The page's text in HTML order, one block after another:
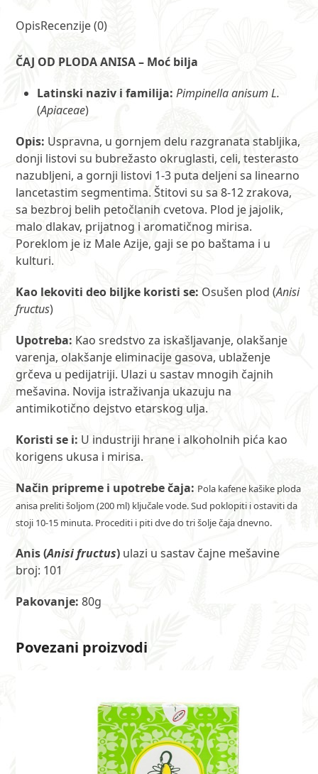
OpisRecenzije (0)
ČAJ OD PLODA ANISA – Moć bilja
Latinski naziv i familija:Pimpinella anisum L.
(Apiaceae)
Opis: Uspravna, u gornjem delu razgranata stabljika,
donji listovi su bubrežasto okruglasti, celi, testerasto
nazubljeni, a gornji listovi 1-3 puta deljeni sa linearno
lancetastim segmentima. Štitovi su sa 8-12 zrakova,
sa bezbroj belih petočlanih cvetova. Plod je jajolik,
malo dlakav, prijatnog i aromatičnog mirisa.
Poreklom je iz Male Azije, gaji se po baštama i u
kulturi.
Kao lekoviti deo biljke koristi se: Osušen plod (Anisi
fructus)
Upotreba: Kao sredstvo za iskašljavanje, olakšanje
varenja, olakšanje eliminacije gasova, ublaženje
grčeva u pedijatriji. Ulazi u sastav mnogih čajnih
mešavina. Novija istraživanja ukazuju na
antimikotično dejstvo etarskog ulja.
Koristi se i: U industriji hrane i alkoholnih pića kao
korigens ukusa i mirisa.
Način pripreme i upotrebe čaja: Pola kafene kašike ploda
anisa preliti šoljom (200 ml) ključale vode. Sud poklopiti i ostaviti da
stoji 10-15 minuta. Procediti i piti dvе do tri šoljе čaja dnevno.
Anis (Anisi fructus) ulazi u sastav čajne mešavine
broj: 101
Pakovanje: 80g
Povezani proizvodi